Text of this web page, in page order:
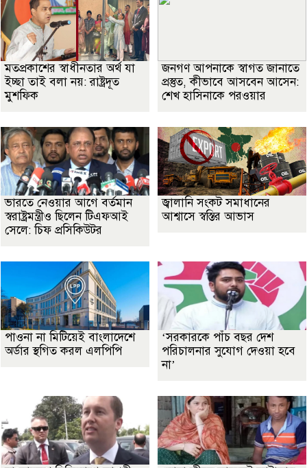
মতপ্রকাশের স্বাধীনতার অর্থ যা
ইচ্ছা তাই বলা নয়: রাষ্ট্রদূত
মুশফিক
জনগণ আপনাকে স্বাগত জানাতে
প্রস্তুত, কীভাবে আসবেন আসেন:
শেখ হাসিনাকে পরওয়ার
ভারতে নেওয়ার আগে বর্তমান
স্বরাষ্ট্রমন্ত্রীও ছিলেন টিএফআই
সেলে: চিফ প্রসিকিউটর
জ্বালানি সংকট সমাধানের
আশ্বাসে স্বস্তির আভাস
পাওনা না মিটিয়েই বাংলাদেশে
অর্ডার স্থগিত করল এলপিপি
‘সরকারকে পাঁচ বছর দেশ
পরিচালনার সুযোগ দেওয়া হবে
না’